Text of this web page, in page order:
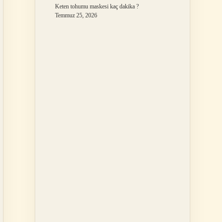
Keten tohumu maskesi kaç dakika ?
Temmuz 25, 2026